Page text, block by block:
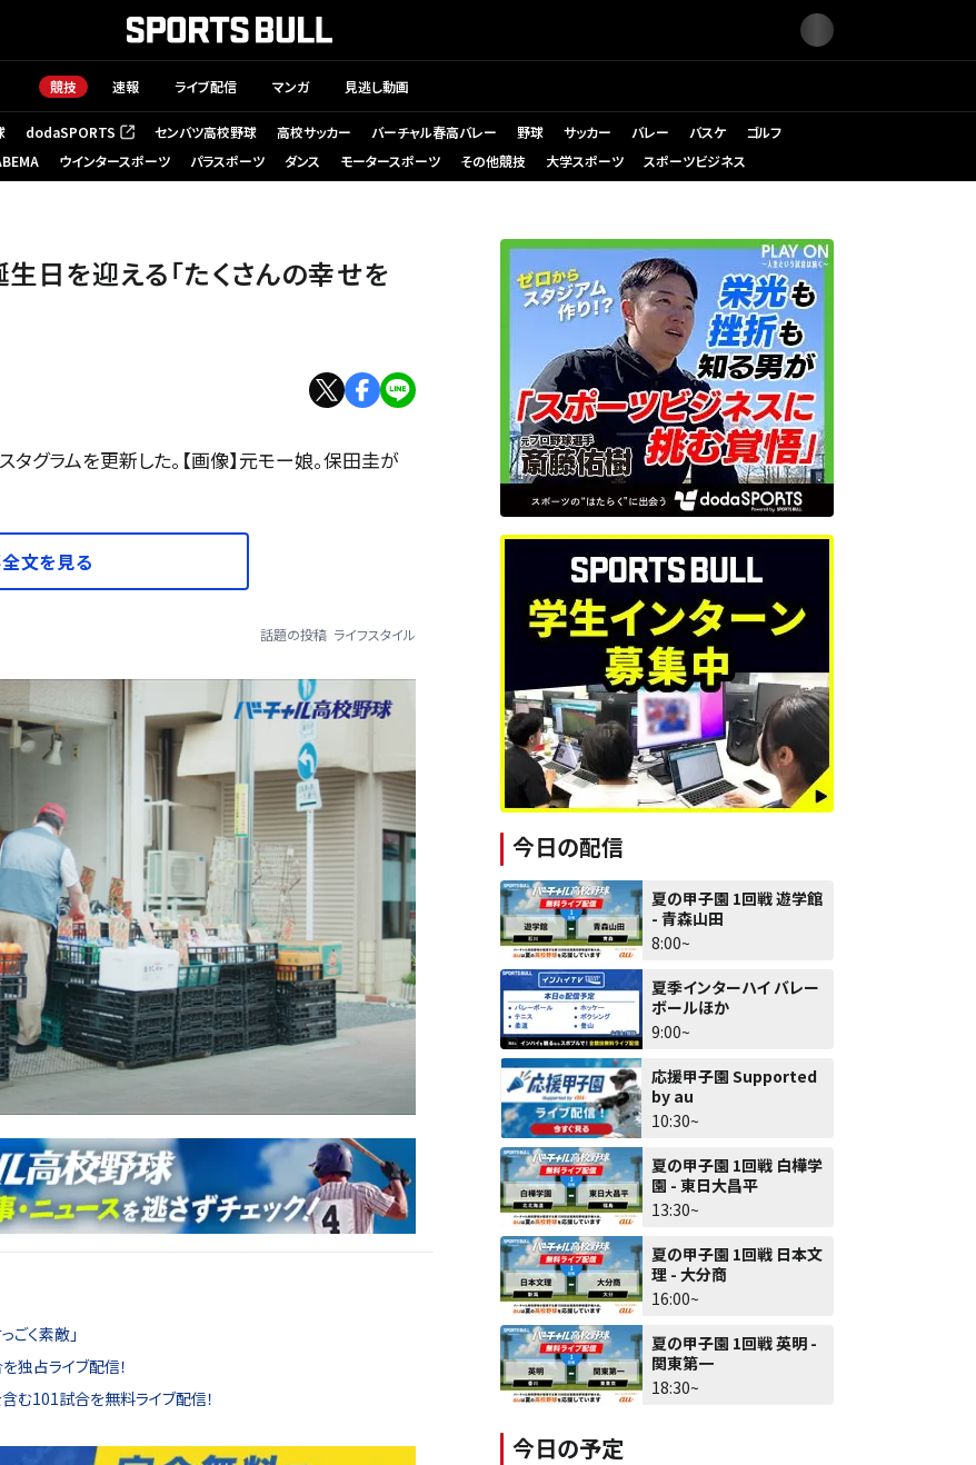
競技 速報 ライブ配信 マンガ 見逃し動画
dodaSPORTS
（新しいタブで開く） センバツ高校野球 高校サッカー バーチャル春高バレー 野球 サッカー バレー バスケ
ゴルフ
ウインタースポーツ パラスポーツ ダンス モータースポーツ その他競技 大学スポーツ スポーツビジネス
日を迎える「たくさんの幸せを
グラムを更新した。【画像】元モー娘。保田圭が
文を見る
話題の投稿 ライフスタイル
ごく素敵」
独占ライブ配信！
む101試合を無料ライブ配信！
今日の配信
夏の甲子園 1回戦 遊学館
- 青森山田
8:00~
夏季インターハイ バレー
ボールほか
9:00~
応援甲子園 Supported
by au
10:30~
夏の甲子園 1回戦 白樺学
園 - 東日大昌平
13:30~
夏の甲子園 1回戦 日本文
理 - 大分商
16:00~
夏の甲子園 1回戦 英明 -
関東第一
18:30~
今日の予定